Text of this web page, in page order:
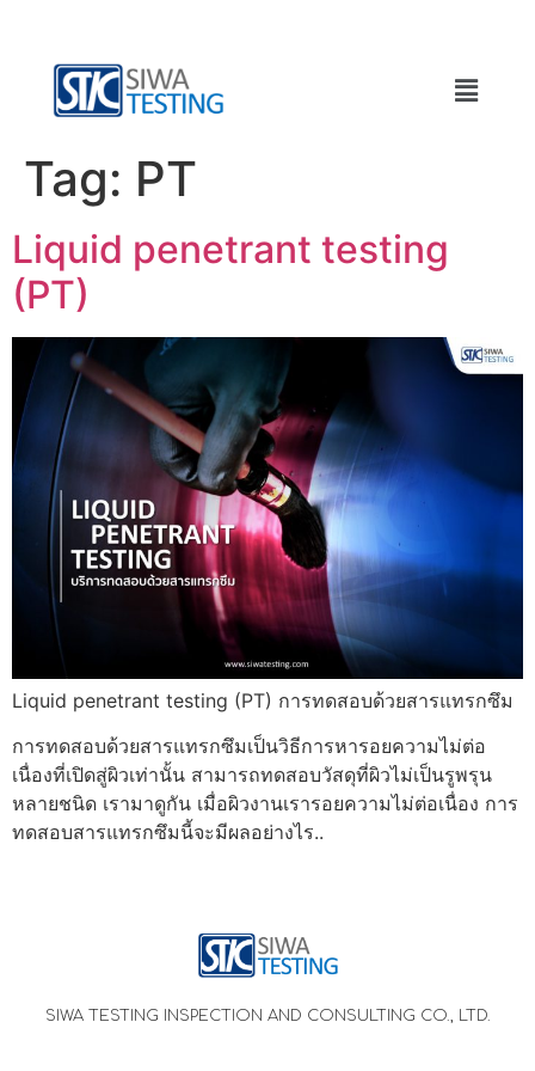
Tag: PT
Liquid penetrant testing
(PT)
Liquid penetrant testing (PT) การทดสอบด้วยสารแทรกซึม
การทดสอบด้วยสารแทรกซึมเป็นวิธีการหารอยความไม่ต่อ
เนื่องที่เปิดสู่ผิวเท่านั้น สามารถทดสอบวัสดุที่ผิวไม่เป็นรูพรุน
หลายชนิด เรามาดูกัน เมื่อผิวงานเรารอยความไม่ต่อเนื่อง การ
ทดสอบสารแทรกซึมนี้จะมีผลอย่างไร..
SIWA TESTING INSPECTION AND CONSULTING CO., LTD.